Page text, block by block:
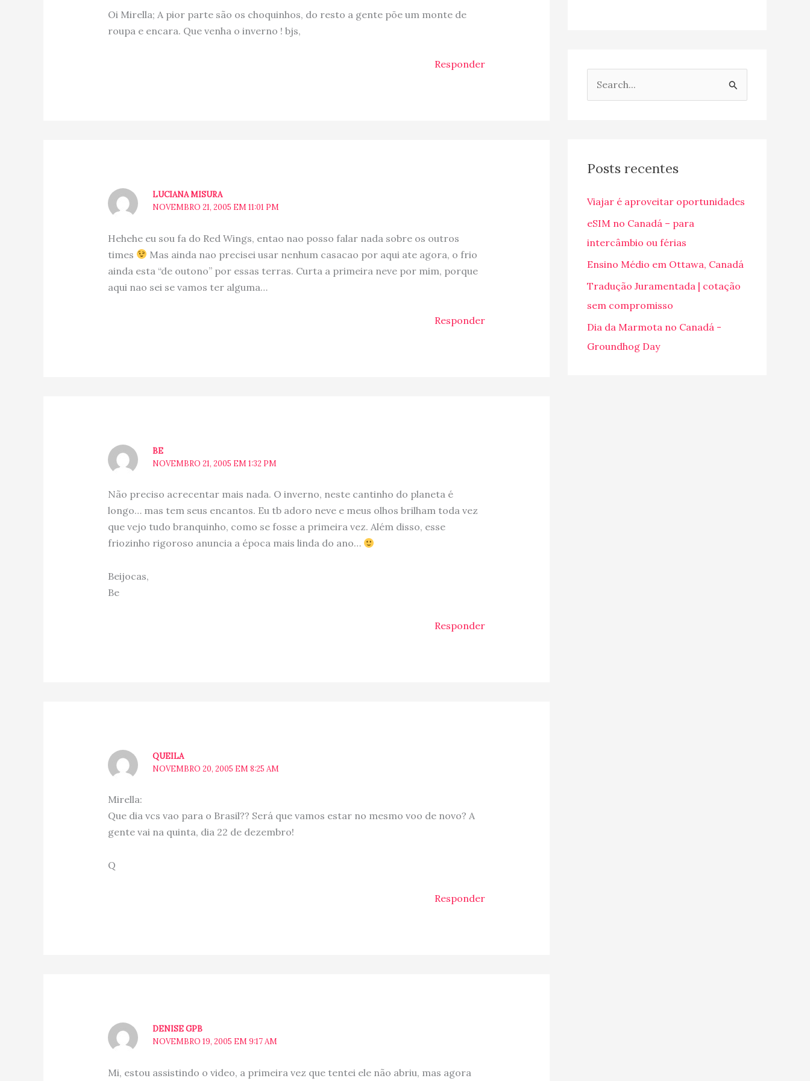
Oi Mirella; A pior parte são os choquinhos, do resto a gente põe um monte de
roupa e encara. Que venha o inverno ! bjs,
Responder
LUCIANA MISURA
NOVEMBRO 21, 2005 EM 11:01 PM
Hehehe eu sou fa do Red Wings, entao nao posso falar nada sobre os outros
times
Mas ainda nao precisei usar nenhum casacao por aqui ate agora, o frio
ainda esta “de outono” por essas terras. Curta a primeira neve por mim, porque
aqui nao sei se vamos ter alguma…
Responder
BE
NOVEMBRO 21, 2005 EM 1:32 PM
Não preciso acrecentar mais nada. O inverno, neste cantinho do planeta é
longo… mas tem seus encantos. Eu tb adoro neve e meus olhos brilham toda vez
que vejo tudo branquinho, como se fosse a primeira vez. Além disso, esse
friozinho rigoroso anuncia a época mais linda do ano…
Beijocas,
Be
Responder
QUEILA
NOVEMBRO 20, 2005 EM 8:25 AM
Mirella:
Que dia vcs vao para o Brasil?? Será que vamos estar no mesmo voo de novo? A
gente vai na quinta, dia 22 de dezembro!
Q
Responder
DENISE GPB
NOVEMBRO 19, 2005 EM 9:17 AM
Mi, estou assistindo o video, a primeira vez que tentei ele não abriu, mas agora
u
s
a
r
p
o
Posts recentes
Viajar é aproveitar oportunidades
eSIM no Canadá – para
intercâmbio ou férias
Ensino Médio em Ottawa, Canadá
Tradução Juramentada | cotação
sem compromisso
Dia da Marmota no Canadá -
Groundhog Day